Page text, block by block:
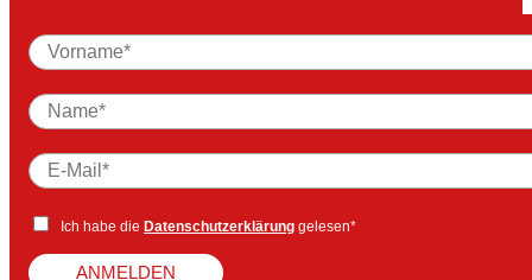
Ich habe die Datenschutzerklärung gelesen*
ANMELDEN